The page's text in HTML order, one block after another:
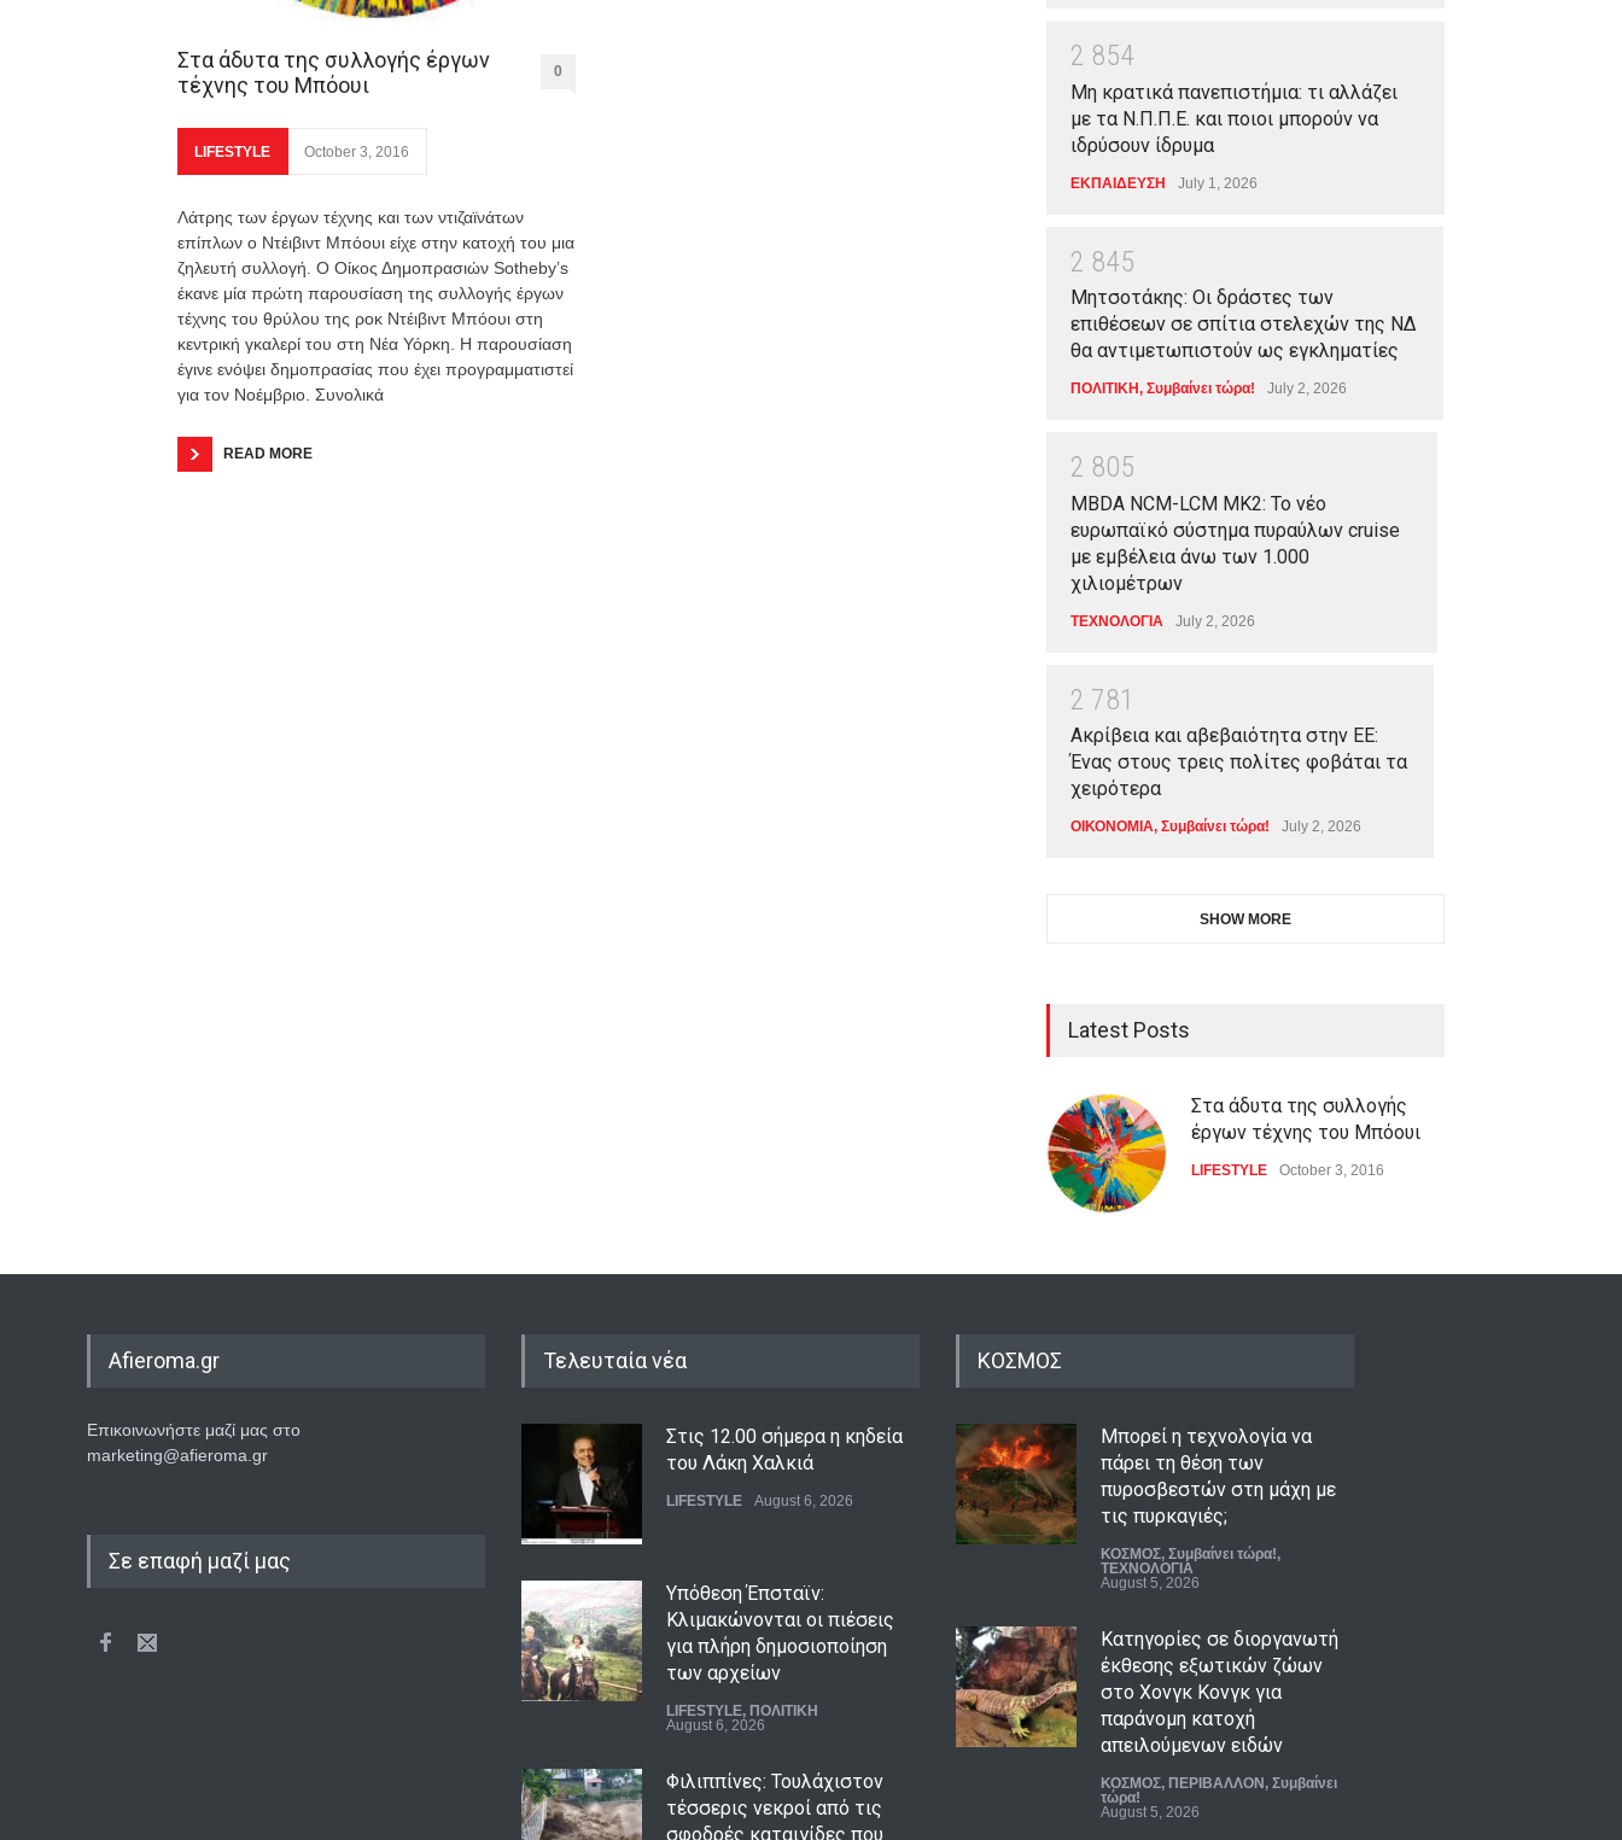
Στα άδυτα της συλλογής έργων
τέχνης του Μπόουι
0
LIFESTYLE October 3, 2016
Λάτρης των έργων τέχνης και των ντιζαϊνάτων
επίπλων ο Ντέιβιντ Μπόουι είχε στην κατοχή του μια
ζηλευτή συλλογή. Ο Οίκος Δημοπρασιών Sotheby’s
έκανε μία πρώτη παρουσίαση της συλλογής έργων
τέχνης του θρύλου της ροκ Ντέιβιντ Μπόουι στη
κεντρική γκαλερί του στη Νέα Υόρκη. H παρουσίαση
έγινε ενόψει δημοπρασίας που έχει προγραμματιστεί
για τον Νοέμβριο. Συνολικά
READ MORE
2 854
Μη κρατικά πανεπιστήμια: τι αλλάζει
με τα Ν.Π.Π.Ε. και ποιοι μπορούν να
ιδρύσουν ίδρυμα
ΕΚΠΑΙΔΕΥΣΗ July 1, 2026
2 845
Μητσοτάκης: Οι δράστες των
επιθέσεων σε σπίτια στελεχών της ΝΔ
θα αντιμετωπιστούν ως εγκληματίες
ΠΟΛΙΤΙΚΗ, Συμβαίνει τώρα! July 2, 2026
2 805
MBDA NCM-LCM MK2: Το νέο
ευρωπαϊκό σύστημα πυραύλων cruise
με εμβέλεια άνω των 1.000
χιλιομέτρων
ΤΕΧΝΟΛΟΓΙΑ July 2, 2026
2 781
Ακρίβεια και αβεβαιότητα στην ΕΕ:
Ένας στους τρεις πολίτες φοβάται τα
χειρότερα
ΟΙΚΟΝΟΜΙΑ, Συμβαίνει τώρα! July 2, 2026
SHOW MORE
Latest Posts
Στα άδυτα της συλλογής
έργων τέχνης του Μπόουι
LIFESTYLE October 3, 2016
Afieroma.gr
Επικοινωνήστε μαζί μας στο
marketing@afieroma.gr
Σε επαφή μαζί μας
Τελευταία νέα
Στις 12.00 σήμερα η κηδεία
του Λάκη Χαλκιά
LIFESTYLE August 6, 2026
Υπόθεση Έπσταϊν:
Κλιμακώνονται οι πιέσεις
για πλήρη δημοσιοποίηση
των αρχείων
LIFESTYLE, ΠΟΛΙΤΙΚΗ
August 6, 2026
Φιλιππίνες: Τουλάχιστον
τέσσερις νεκροί από τις
σφοδρές καταιγίδες που
ΚΟΣΜΟΣ
Μπορεί η τεχνολογία να
πάρει τη θέση των
πυροσβεστών στη μάχη με
τις πυρκαγιές;
ΚΟΣΜΟΣ, Συμβαίνει τώρα!,
ΤΕΧΝΟΛΟΓΙΑ
August 5, 2026
Κατηγορίες σε διοργανωτή
έκθεσης εξωτικών ζώων
στο Χονγκ Κονγκ για
παράνομη κατοχή
απειλούμενων ειδών
ΚΟΣΜΟΣ, ΠΕΡΙΒΑΛΛΟΝ , Συμβαίνει
τώρα!
August 5, 2026